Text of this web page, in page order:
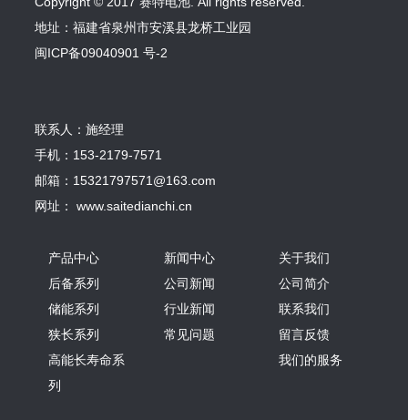
地址：福建省泉州市安溪县龙桥工业园
闽ICP备09040901 号-2
联系人：施经理
手机：153-2179-7571
邮箱：15321797571@163.com
网址： www.saitedianchi.cn
产品中心
后备系列
储能系列
狭长系列
高能长寿命系
列
新闻中心
公司新闻
行业新闻
常见问题
关于我们
公司简介
联系我们
留言反馈
我们的服务